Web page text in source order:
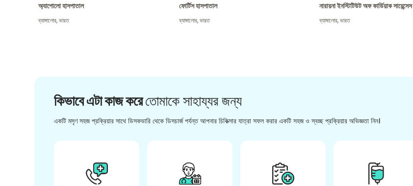
অ্যাপোলো হাসপাতাল
ব্যাঙ্গালোর,ভারত
ফোর্টিস হাসপাতাল
ব্যাঙ্গালোর,ভারত
নারায়না ইনস্টিটিউট অফ কার্ডিয়াক সায়েন্সেস
ব্যাঙ্গালোর,ভারত
কিভাবে এটা কাজ করেতোমাকে সাহায্যর জন্য
একটি মসৃণ সহজ প্রক্রিয়ার সাথে ডিসকভারি থেকে ডিসচার্জ পর্যন্ত আপনার চিকিত্সার যাত্রা সফল করার একটি সহজ ও স্বচ্ছ প্রক্রিয়ার অভিজ্ঞতা নিন।